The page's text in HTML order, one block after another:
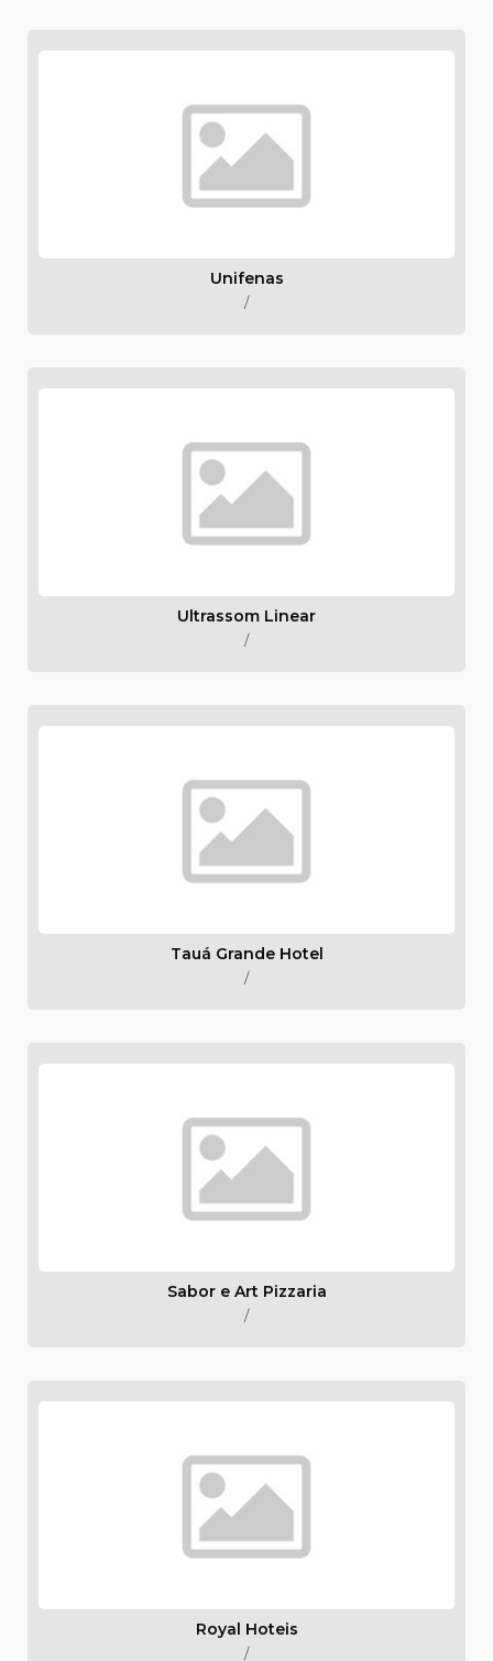
Unifenas
/
Ultrassom Linear
/
Tauá Grande Hotel
/
Sabor e Art Pizzaria
/
Royal Hoteis
/